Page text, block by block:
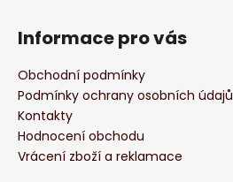
Informace pro vás
Obchodní podmínky
Podmínky ochrany osobních údajů
Kontakty
Hodnocení obchodu
Vrácení zboží a reklamace